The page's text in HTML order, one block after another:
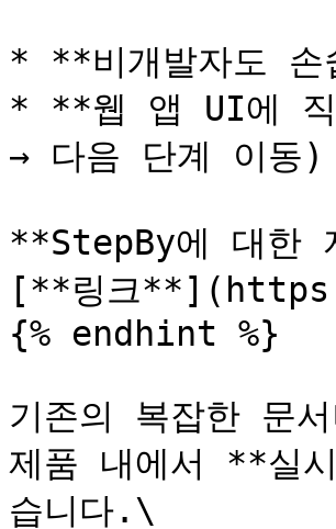
* **비개발자도 손
* **웹 앱 UI에 직
→ 다음 단계 이동)
**StepBy에 대한
[**링크
{% endhint %}
기존의 복잡한 문
제품 내에서 **실
습니다.\